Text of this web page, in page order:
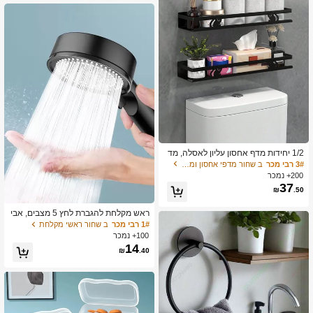
1/2 יחידות מדף אחסון עליון לאסלה, מד
ף אחסון ארגונית לחדר האמבטיה, מדף
אחסון רב תכליתי לחדר האמבטיה רכוב
על קיר ללא קידוח, מחזיק שמפו וסבון גוף,
אביזרי אמבטיה, אחסון וארגון לחדר אמב
אמבטיה
3# רבי מכר
200+ נמכר
₪37.50
ראש מקלחת להגברת לחץ 5 מצבים, אבי
זרי אמבטיה, כלי אמבטיה
1# רבי מכר
ב שחור ראשי מקלחת
100+ נמכר
₪14.40